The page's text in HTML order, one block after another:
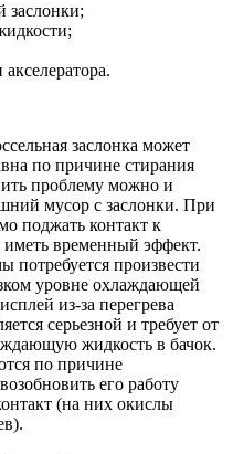
заслонки;
заслонка может
по причине стирания
проблему можно и
мусор с заслонки. При
поджать контакт к
иметь временный эффект.
потребуется произвести
уровне охлаждающей
из-за перегрева
серьезной и требует от
жидкость в бачок.
по причине
его работу
(на них окислы